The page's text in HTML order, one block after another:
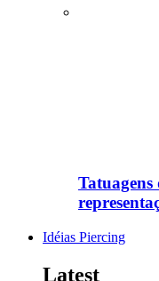
Tatuagens
Idéias Piercing
Latest